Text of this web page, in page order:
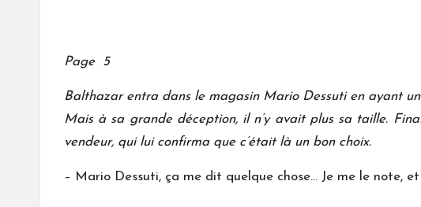
Page 5
Balthazar entra dans le magasin Mario Dessuti en ayant
Mais à sa grande déception, il n’y avait plus sa taille.
vendeur, qui lui confirma que c’était là un bon choix.
– Mario Dessuti, ça me dit quelque chose… Je me le note,